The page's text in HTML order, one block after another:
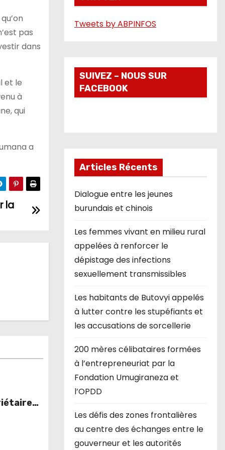
pas
dans
et le
à
qui
a
la
o
Tweets by ABPINFOS
SUIVEZ – NOUS SUR
FACEBOOK
Articles Récents
Dialogue entre les jeunes
burundais et chinois
Les femmes vivant en milieu rural
appelées à renforcer le
dépistage des infections
sexuellement transmissibles
Les habitants de Butovyi appelés
à lutter contre les stupéfiants et
les accusations de sorcellerie
200 mères célibataires formées
à l’entrepreneuriat par la
Fondation Umugiraneza et
l’OPDD
Les défis des zones frontalières
au centre des échanges entre le
gouverneur et les autorités